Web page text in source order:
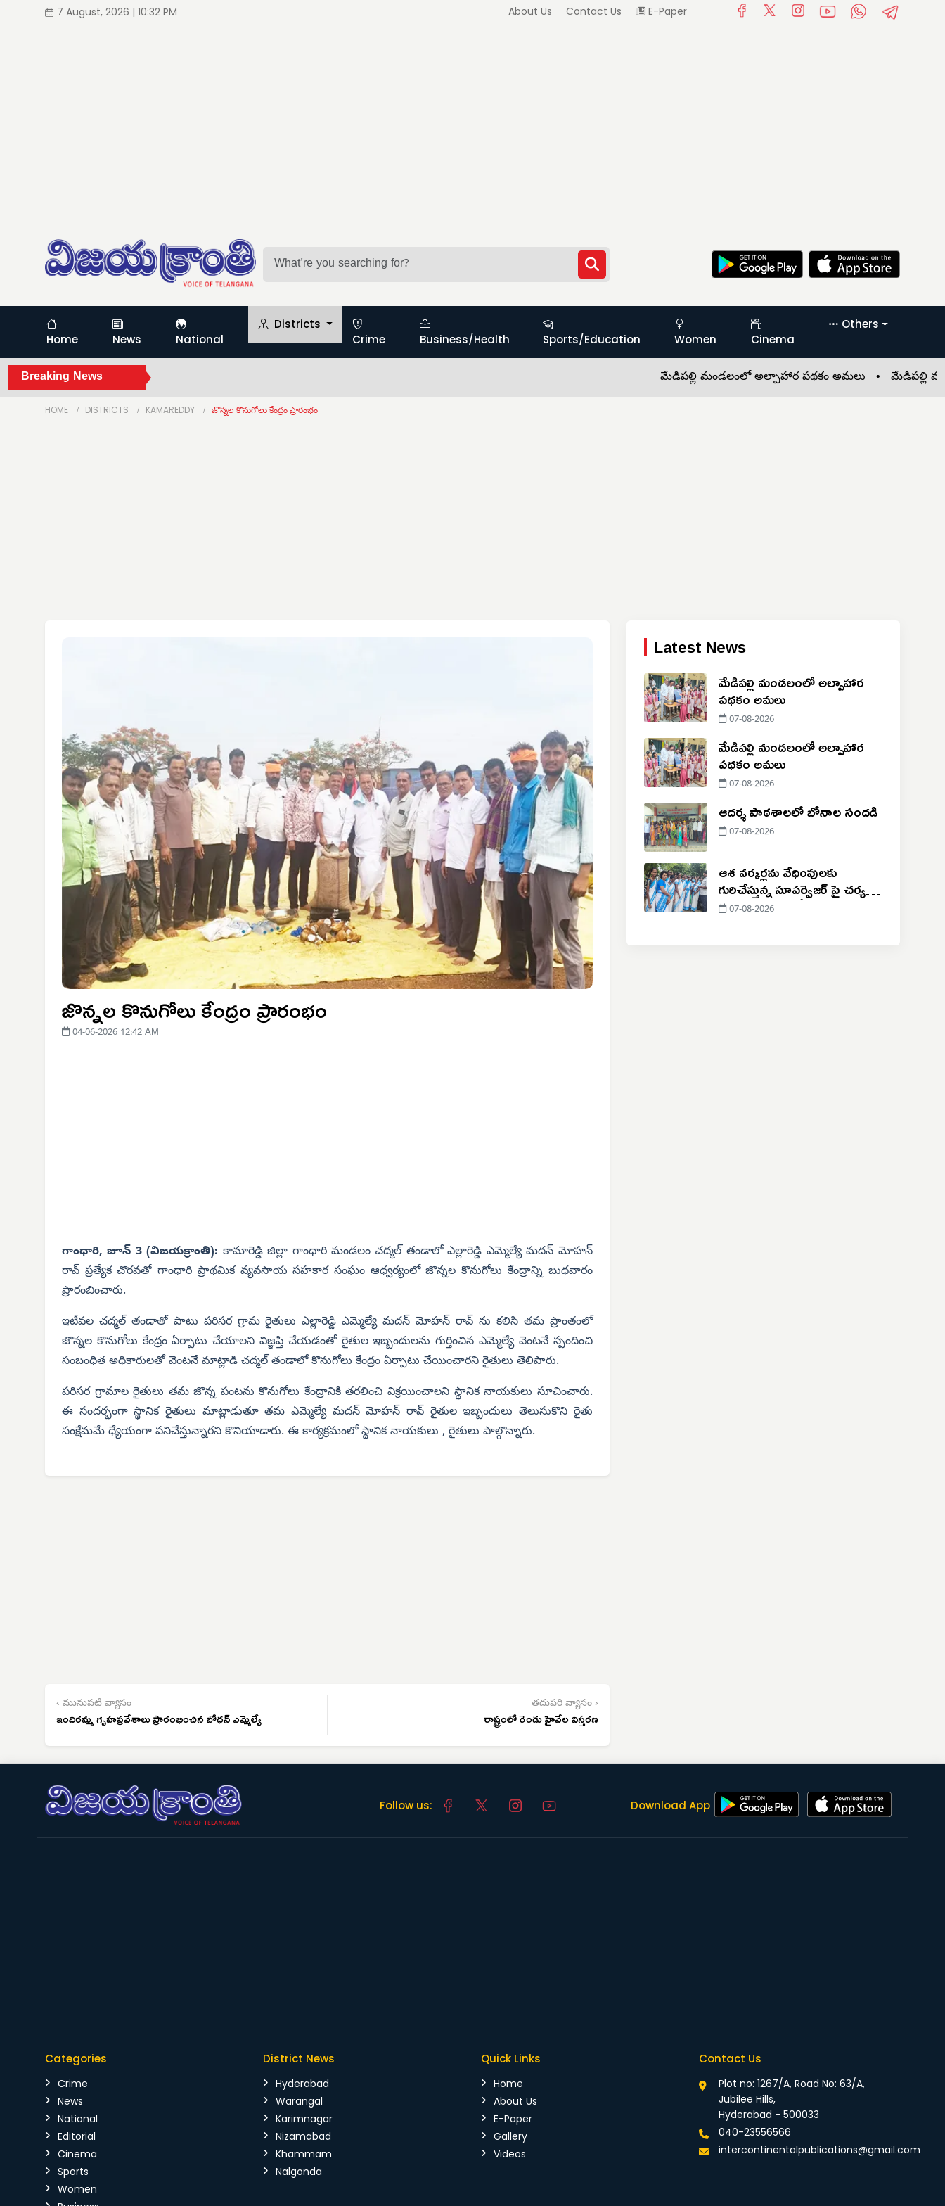
7 August, 2026 | 10:32 PM About Us Contact Us E-Paper
Home News National
Districts
Crime
Business/Health Sports/Education Women Cinema
Others
Breaking News మేడిపల్లి మండలంలో అల్పాహార పథకం అమలు •మేడిపల్లి
HOME DISTRICTS KAMAREDDY జొన్నల కొనుగోలు కేంద్రం ప్రారంభం
జొన్నల కొనుగోలు కేంద్రం ప్రారంభం
04-06-2026 12:42 AM
గాంధారి, జూన్ 3 (విజయక్రాంతి): కామారెడ్డి జిల్లా గాంధారి మండలం చద్మల్ తండాలో ఎల్లారెడ్డి ఎమ్మెల్యే మదన్ మోహన్
రావ్ ప్రత్యేక చొరవతో గాంధారి ప్రాథమిక వ్యవసాయ సహకార సంఘం ఆధ్వర్యంలో జొన్నల కొనుగోలు కేంద్రాన్ని బుధవారం
ప్రారంబించారు.
ఇటీవల చద్మల్ తండాతో పాటు పరిసర గ్రామ రైతులు ఎల్లారెడ్డి ఎమ్మెల్యే మదన్ మోహన్ రావ్ ను కలిసి తమ ప్రాంతంలో
జొన్నల కొనుగోలు కేంద్రం ఏర్పాటు చేయాలని విజ్ఞప్తి చేయడంతో రైతుల ఇబ్బందులను గుర్తించిన ఎమ్మెల్యే వెంటనే స్పందించి
సంబంధిత అధికారులతో వెంటనే మాట్లాడి చద్మల్ తండాలో కొనుగోలు కేంద్రం ఏర్పాటు చేయించారని రైతులు తెలిపారు.
పరిసర గ్రామాల రైతులు తమ జొన్న పంటను కొనుగోలు కేంద్రానికి తరలించి విక్రయించాలని స్థానిక నాయకులు సూచించారు.
ఈ సందర్భంగా స్థానిక రైతులు మాట్లాడుతూ తమ ఎమ్మెల్యే మదన్ మోహన్ రావ్ రైతుల ఇబ్బందులు తెలుసుకొని రైతు
సంక్షేమమే ధ్యేయంగా పనిచేస్తున్నారని కొనియాడారు. ఈ కార్యక్రమంలో స్థానిక నాయకులు , రైతులు పాల్గొన్నారు.
‹ మునుపటి వ్యాసం
ఇందిరమ్మ గృహప్రవేశాలు ప్రారంభించిన బోధన్ ఎమ్మెల్యే
తదుపరి వ్యాసం ›
రాష్ట్రంలో రెండు హైవేల విస్తరణ
Latest News
మేడిపల్లి మండలంలో అల్పాహార
పథకం అమలు
07-08-2026
మేడిపల్లి మండలంలో అల్పాహార
పథకం అమలు
07-08-2026
ఆదర్శ పాఠశాలలో బోనాల సందడి
07-08-2026
ఆశ వర్కర్లను వేధింపులకు
గురిచేస్తున్న సూపర్వైజర్ పై చర్యలు
చేపట్టాలి!
07-08-2026
Follow us: Download App
Categories
Crime
News
National
Editorial
Cinema
Sports
Women
District News
Hyderabad
Warangal
Karimnagar
Nizamabad
Khammam
Nalgonda
Quick Links
Home
About Us
E-Paper
Gallery
Videos
Contact Us
Plot no: 1267/A, Road No: 63/A,
Jubilee Hills,
Hyderabad - 500033
040-23556566
intercontinentalpublications@gmail.com